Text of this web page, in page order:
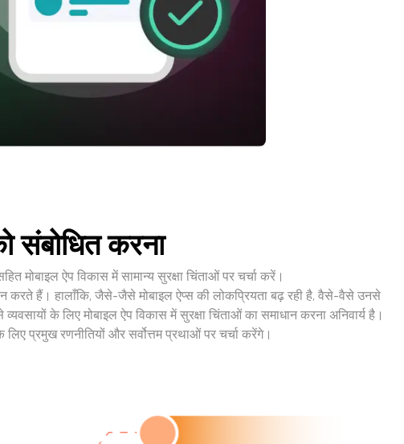
संबोधित करना
मोबाइल ऐप विकास में सामान्य सुरक्षा चिंताओं पर चर्चा करें।
करते हैं। हालाँकि, जैसे-जैसे मोबाइल ऐप्स की लोकप्रियता बढ़ रही है, वैसे-वैसे उनसे
के लिए मोबाइल ऐप विकास में सुरक्षा चिंताओं का समाधान करना अनिवार्य है।
प्रमुख रणनीतियों और सर्वोत्तम प्रथाओं पर चर्चा करेंगे।